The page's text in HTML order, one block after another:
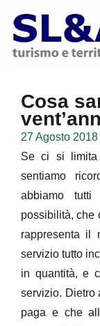
Cosa
27 Agosto 2018
Se ci si limita
sentiamo
abbiamo
possibilità, che
rappresenta il
servizio tutto
in quantità, e
servizio. Dietro
paga e che